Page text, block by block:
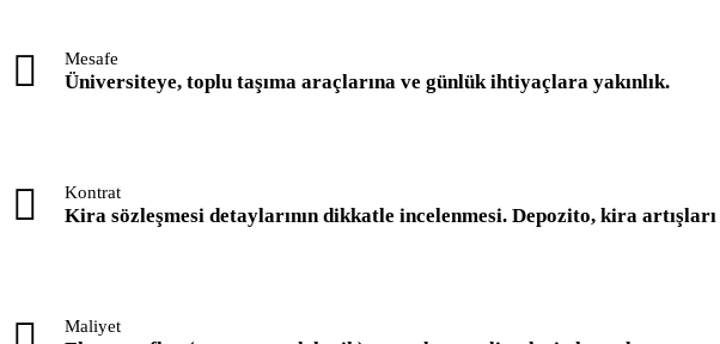
Mesafe
Üniversiteye, toplu taşıma araçlarına ve günlük ihtiyaçlara yakınlık.
Kontrat
Kira sözleşmesi detaylarının dikkatle incelenmesi. Depozito, kira
Maliyet